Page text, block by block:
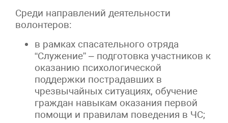
Среди направлений деятельности
волонтеров:
в рамках спасательного отряда
“Служение” – подготовка участников к
оказанию психологической
поддержки пострадавших в
чрезвычайных ситуациях, обучение
граждан навыкам оказания первой
помощи и правилам поведения в ЧС;